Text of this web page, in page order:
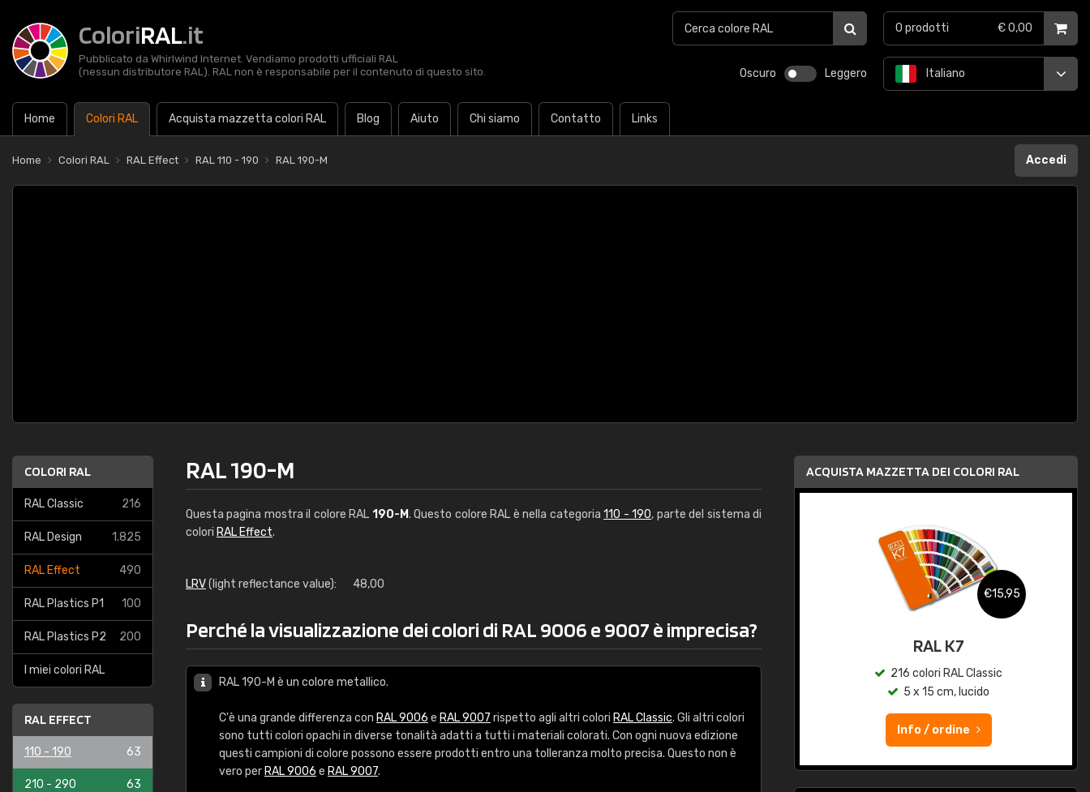
ColoriRAL.it
Pubblicato da Whirlwind Internet. Vendiamo prodotti ufficiali RAL
(nessun distributore RAL). RAL non è responsabile per il contenuto di questo sito.
Oscuro Leggero
Home Colori RAL Acquista mazzetta colori RAL Blog Aiuto Chi siamo Contatto Links
Italiano
0 prodotti € 0,00
Home Colori RAL RAL Effect RAL 110 - 190 RAL 190-M Accedi
COLORI RAL
RAL Classic 216
RAL Design 1.825
RAL Effect 490
RAL Plastics P1 100
RAL Plastics P2 200
I miei colori RAL
RAL EFFECT
110 - 190 63
210 - 290 63
RAL 190-M
Questa pagina mostra il colore RAL 190-M. Questo colore RAL è nella categoria110 - 190, parte del sistema di
colori RAL Effect.
LRV(light reflectance value): 48,00
Perché la visualizzazione dei colori di RAL 9006 e 9007 è imprecisa?
RAL 190-M è un colore metallico.
C'è una grande differenza con RAL 9006 e RAL 9007 rispetto agli altri colori RAL Classic. Gli altri colori
sono tutti colori opachi in diverse tonalità adatti a tutti i materiali colorati. Con ogni nuova edizione
questi campioni di colore possono essere prodotti entro una tolleranza molto precisa. Questo non è
vero per RAL 9006 e RAL 9007.
ACQUISTA MAZZETTA DEI COLORI RAL
RAL K7 a base d'acqua
Info / ordine
€15,95
RAL K7
216 colori RAL Classic
5 x 15 cm, lucido
Info / ordine